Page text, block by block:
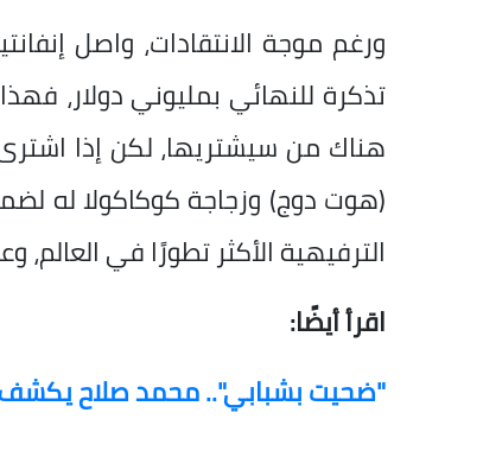
ورغم موجة الانتقادات، واصل
تذكرة للنهائي بمليوني دولار،
هناك من سيشتريها، لكن إذا
(هوت دوج) وزجاجة كوكاكولا له
الترفيهية الأكثر تطورًا في العالم،
اقرأ أيضًا:
"ضحيت بشبابي".. محمد صلاح يكشف